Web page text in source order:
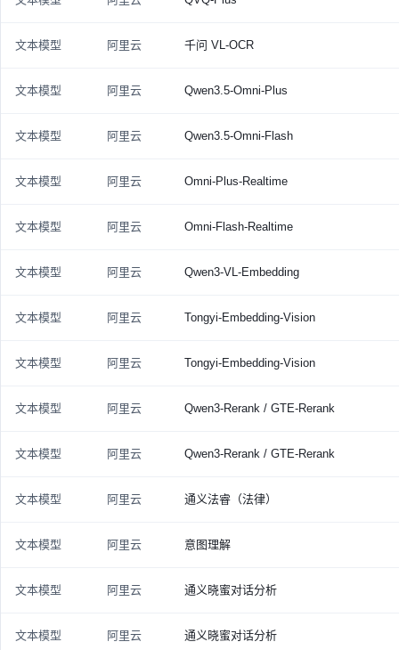
文本模型 阿里云 千问 VL-OCR
文本模型 阿里云 Qwen3.5-Omni-Plus
文本模型 阿里云 Qwen3.5-Omni-Flash
文本模型 阿里云 Omni-Plus-Realtime
文本模型 阿里云 Omni-Flash-Realtime
文本模型 阿里云 Qwen3-VL-Embedding
文本模型 阿里云 Tongyi-Embedding-Vision
文本模型 阿里云 Tongyi-Embedding-Vision
文本模型 阿里云 Qwen3-Rerank / GTE-Rerank
文本模型 阿里云 Qwen3-Rerank / GTE-Rerank
文本模型 阿里云 通义法睿（法律）
文本模型 阿里云 意图理解
文本模型 阿里云 通义晓蜜对话分析
文本模型 阿里云 通义晓蜜对话分析